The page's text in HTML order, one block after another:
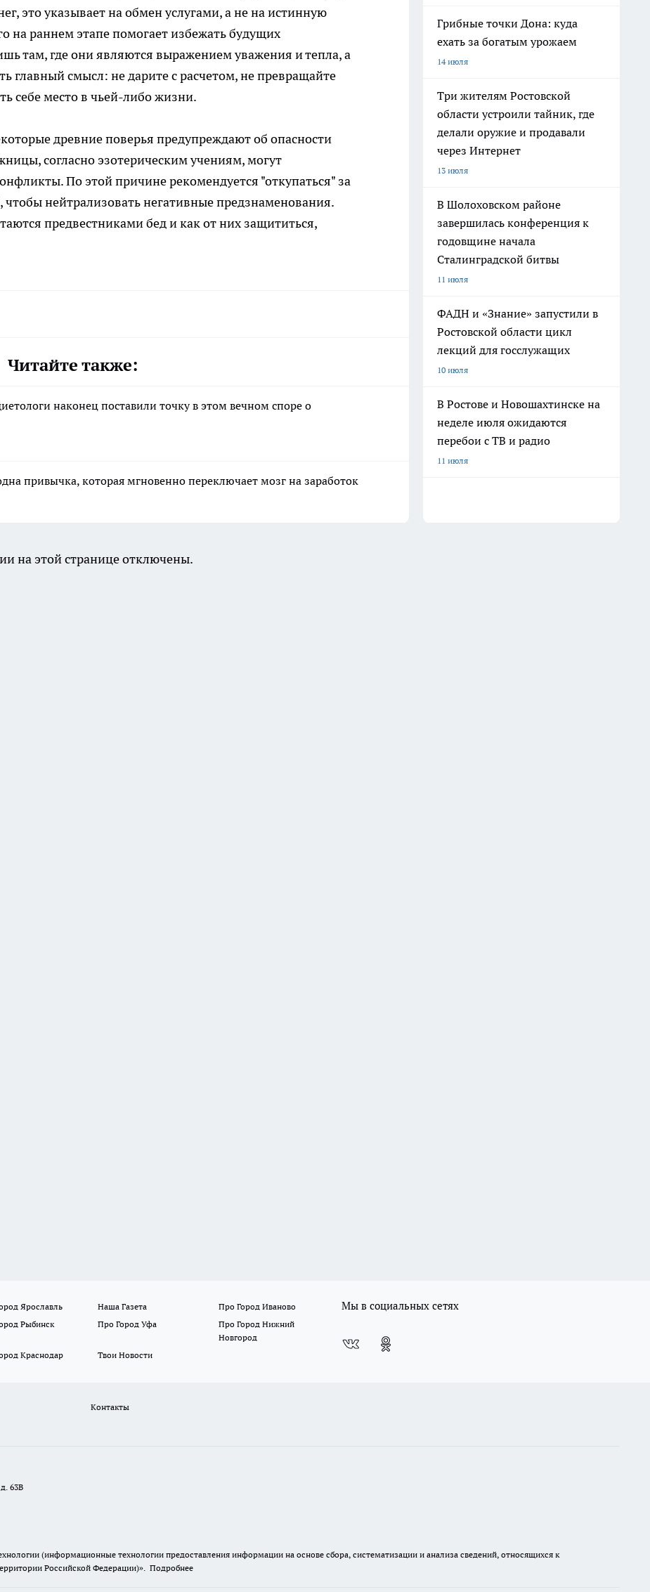
это указывает на обмен услугами, а не на истинную
на раннем этапе помогает избежать будущих
там, где они являются выражением уважения и тепла, а
главный смысл: не дарите с расчетом, не превращайте
себе место в чьей-либо жизни.
древние поверья предупреждают об опасности
согласно эзотерическим учениям, могут
По этой причине рекомендуется "откупаться" за
нейтрализовать негативные предзнаменования.
предвестниками бед и как от них защититься,
Читайте также:
наконец поставили точку в этом вечном споре о
привычка, которая мгновенно переключает мозг на заработок
Грибные точки Дона: куда
ехать за богатым урожаем
14 июля
Три жителям Ростовской
области устроили тайник, где
делали оружие и продавали
через Интернет
13 июля
В Шолоховском районе
завершилась конференция к
годовщине начала
Сталинградской битвы
11 июля
ФАДН и «Знание» запустили в
Ростовской области цикл
лекций для госслужащих
10 июля
В Ростове и Новошахтинске на
неделе июля ожидаются
перебои с ТВ и радио
11 июля
на этой странице отключены.
Ярославль Наша Газета
Про Город Иваново
Рыбинск Про Город Уфа
Про Город Нижний
Новгород
Краснодар Твои Новости
Мы в социальных сетях
Контакты
63В
(информационные технологии предоставления информации на основе сбора, систематизации и анализа сведений, относящихся к
Российской Федерации)». Подробнее